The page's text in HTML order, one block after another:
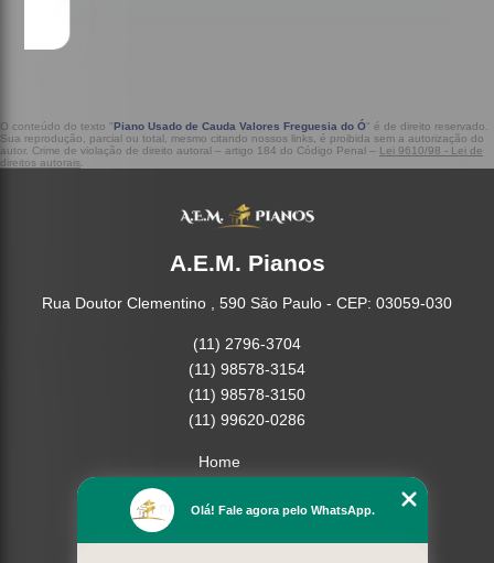
O conteúdo do texto "Piano Usado de Cauda Valores Freguesia do Ó" é de direito reservado.
Sua reprodução, parcial ou total, mesmo citando nossos links, é proibida sem a autorização do
autor. Crime de violação de direito autoral – artigo 184 do Código Penal – Lei 9610/98 - Lei de
direitos autorais
A.E.M. Pianos
Rua Doutor Clementino , 590 São Paulo - CEP: 03059-030
(11) 2796-3704
(11) 98578-3154
(11) 98578-3150
(11) 99620-0286
Home
Missão
Olá! Fale agora pelo WhatsApp.